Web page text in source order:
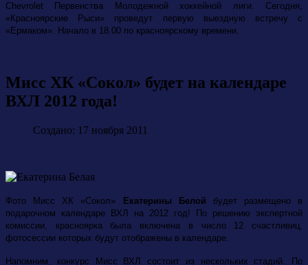
Chevrolet
Первенства Молодежной хоккейной лиги. Сегодня,
«Красноярские Рыси» проведут первую выездную встречу с
«Ермаком». Начало в 18.00 по красноярскому времени.
Мисс ХК «Сокол» будет на календаре
ВХЛ 2012 года!
Создано: 17 ноября 2011
Фото Мисс ХК «Сокол» Екатерины Белой будет размещено в
подарочном календаре ВХЛ на 2012 год! По решению экспертной
комиссии, красноярка была включена в число 12 счастливиц,
фотосессии которых будут отображены в календаре.
Напомним, конкурс Мисс ВХЛ состоит из нескольких стадий. По